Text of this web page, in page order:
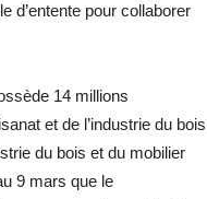
d’entente pour collaborer
14 millions
et de l’industrie du bois
du bois et du mobilier
9 mars que le